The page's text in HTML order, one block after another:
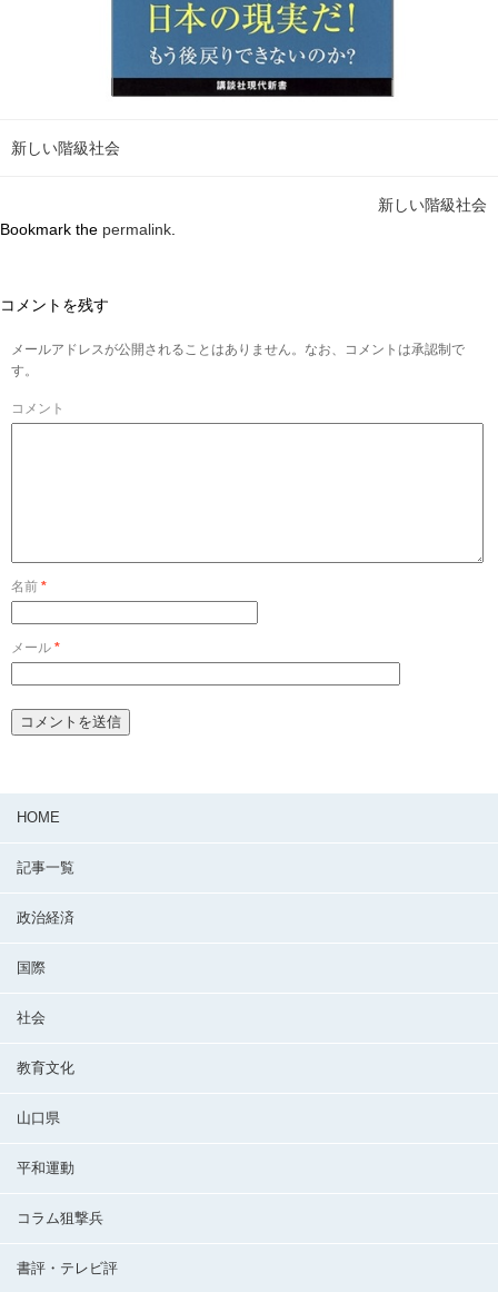
新しい階級社会
新しい階級社会
Bookmark the permalink
コメントを残す
メールアドレスが公開されることはありません。なお、コメントは承認制で
す。
コメント
名前 *
メール *
HOME
記事一覧
政治経済
国際
社会
教育文化
山口県
平和運動
コラム狙撃兵
書評・テレビ評